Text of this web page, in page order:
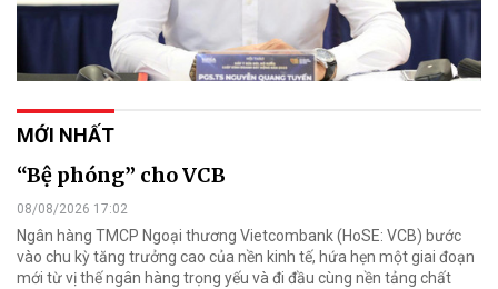
MỚI NHẤT
“Bệ phóng” cho VCB
08/08/2026 17:02
Ngân hàng TMCP Ngoại thương Vietcombank (HoSE: VCB) bước
vào chu kỳ tăng trưởng cao của nền kinh tế, hứa hẹn một giai đoạn
mới từ vị thế ngân hàng trọng yếu và đi đầu cùng nền tảng chất